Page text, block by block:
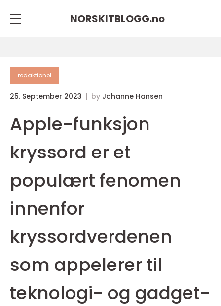
NORSKITBLOGG.no
redaktionel
25. September 2023 by Johanne Hansen
Apple-funksjon
kryssord er et
populært fenomen
innenfor
kryssordverdenen
som appelerer til
teknologi- og gadget-